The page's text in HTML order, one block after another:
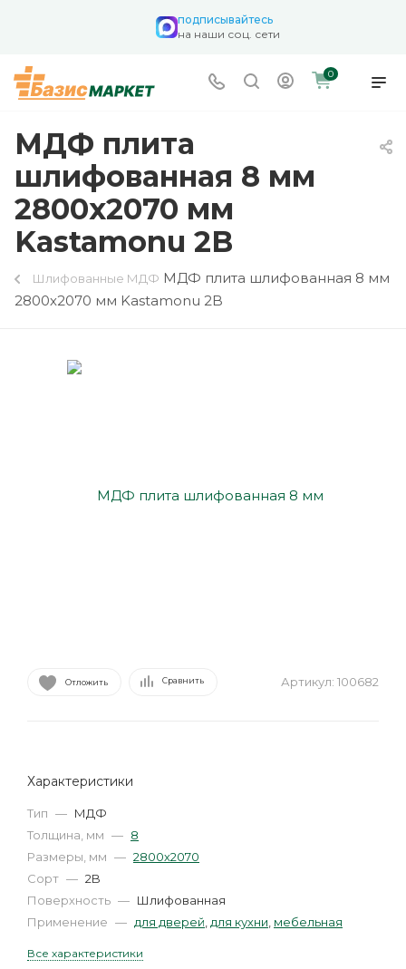
подписывайтесь
на наши соц. сети
0
МДФ плита
шлифованная 8 мм
2800х2070 мм
Kastamonu 2B
Шлифованные МДФ МДФ плита шлифованная 8 мм
2800х2070 мм Kastamonu 2B
Отложить Сравнить Артикул: 100682
Характеристики
Тип — МДФ
Толщина, мм — 8
Размеры, мм — 2800х2070
Сорт — 2B
Поверхность — Шлифованная
Применение — для дверей для кухни мебельная
Все характеристики